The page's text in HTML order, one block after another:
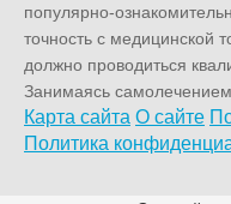
популярно-
точность с медицинской
должно проводиться
Занимаясь
Карта сайта О сайте
Политика